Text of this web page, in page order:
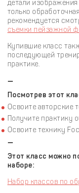
детали изображения
только
рекомендуется
съемки пейзажной
Купившие класс
последующей
практике.
—
Посмотрев этот
Освоите авторские
Получите практику
Освоите технику
—
Этот класс можно
наборе:
Набор классов по